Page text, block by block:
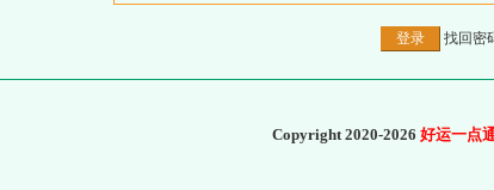
找回密
Copyright 2020-2026 好运一点